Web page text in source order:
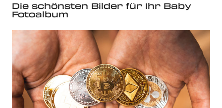
Die schönsten Bilder für Ihr Baby
Fotoalbum